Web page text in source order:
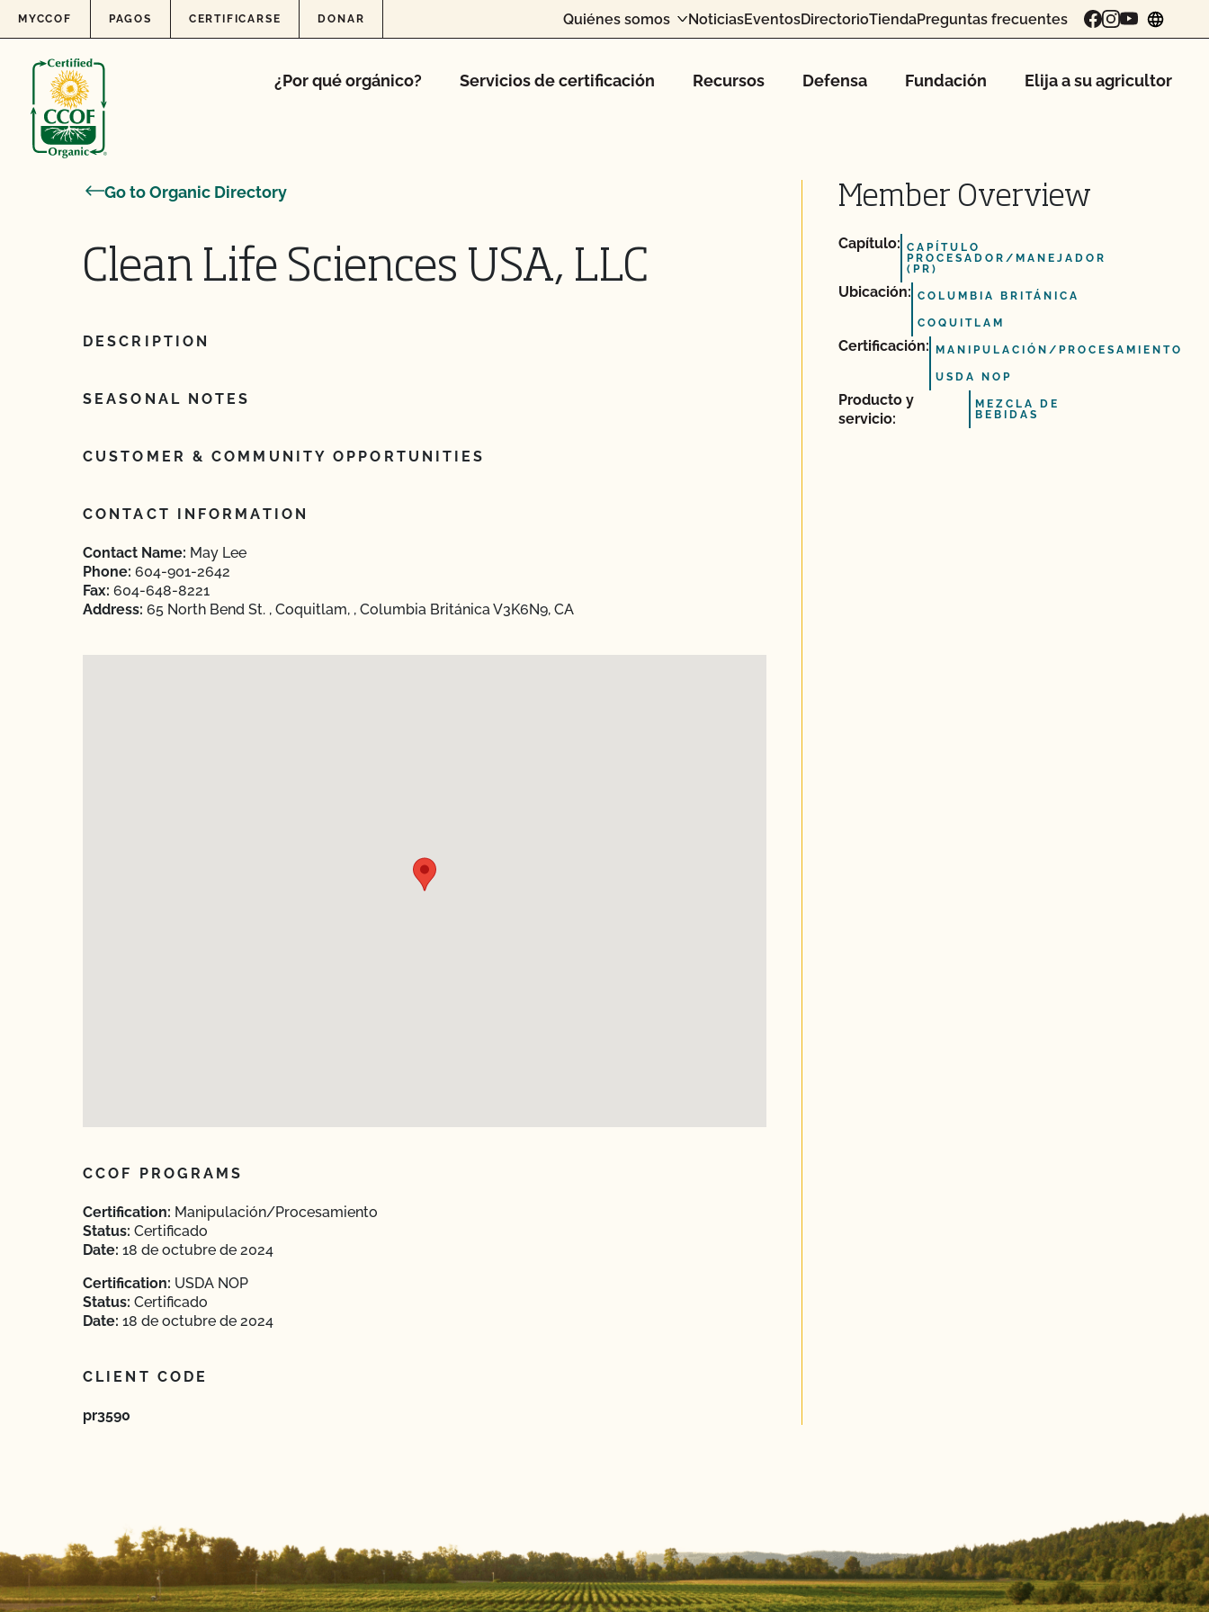
Skip to content
MYCCOF PAGOS CERTIFICARSE DONAR Quiénes somos NoticiasEventosDirectorioTiendaPreguntas frecuentes
¿Por qué orgánico? Servicios de certificación Recursos Defensa Fundación Elija a su agricultor
Go to Organic Directory
Clean Life Sciences USA, LLC
DESCRIPTION
SEASONAL NOTES
CUSTOMER & COMMUNITY OPPORTUNITIES
CONTACT INFORMATION
Contact Name: May Lee
Phone: 604-901-2642
Fax: 604-648-8221
Address: 65 North Bend St. , Coquitlam, , Columbia Británica V3K6N9, CA
CCOF PROGRAMS
Certification: Manipulación/Procesamiento
Status: Certificado
Date: 18 de octubre de 2024
Certification: USDA NOP
Status: Certificado
Date: 18 de octubre de 2024
CLIENT CODE
pr3590
Member Overview
Capítulo: CAPÍTULO
PROCESADOR/MANEJADOR
(PR)
Ubicación: COLUMBIA BRITÁNICA
COQUITLAM
Certificación: MANIPULACIÓN/PROCESAMIENTO
USDA NOP
Producto y
servicio:
MEZCLA DE
BEBIDAS